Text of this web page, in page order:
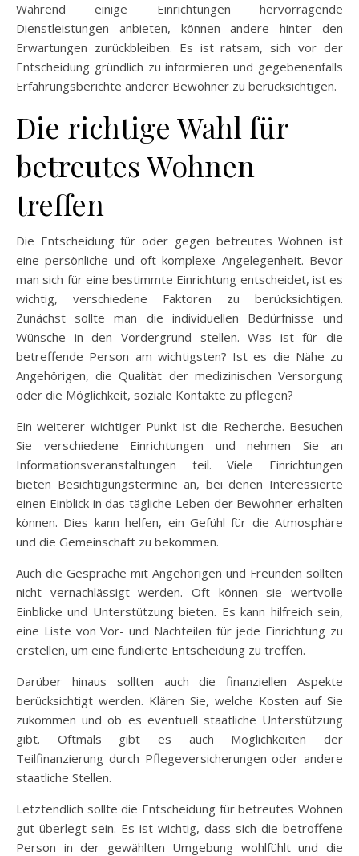
Während einige Einrichtungen hervorragende
Dienstleistungen anbieten, können andere hinter den
Erwartungen zurückbleiben. Es ist ratsam, sich vor der
Entscheidung gründlich zu informieren und gegebenenfalls
Erfahrungsberichte anderer Bewohner zu berücksichtigen.
Die richtige Wahl für
betreutes Wohnen
treffen
Die Entscheidung für oder gegen betreutes Wohnen ist
eine persönliche und oft komplexe Angelegenheit. Bevor
man sich für eine bestimmte Einrichtung entscheidet, ist es
wichtig, verschiedene Faktoren zu berücksichtigen.
Zunächst sollte man die individuellen Bedürfnisse und
Wünsche in den Vordergrund stellen. Was ist für die
betreffende Person am wichtigsten? Ist es die Nähe zu
Angehörigen, die Qualität der medizinischen Versorgung
oder die Möglichkeit, soziale Kontakte zu pflegen?
Ein weiterer wichtiger Punkt ist die Recherche. Besuchen
Sie verschiedene Einrichtungen und nehmen Sie an
Informationsveranstaltungen teil. Viele Einrichtungen
bieten Besichtigungstermine an, bei denen Interessierte
einen Einblick in das tägliche Leben der Bewohner erhalten
können. Dies kann helfen, ein Gefühl für die Atmosphäre
und die Gemeinschaft zu bekommen.
Auch die Gespräche mit Angehörigen und Freunden sollten
nicht vernachlässigt werden. Oft können sie wertvolle
Einblicke und Unterstützung bieten. Es kann hilfreich sein,
eine Liste von Vor- und Nachteilen für jede Einrichtung zu
erstellen, um eine fundierte Entscheidung zu treffen.
Darüber hinaus sollten auch die finanziellen Aspekte
berücksichtigt werden. Klären Sie, welche Kosten auf Sie
zukommen und ob es eventuell staatliche Unterstützung
gibt. Oftmals gibt es auch Möglichkeiten der
Teilfinanzierung durch Pflegeversicherungen oder andere
staatliche Stellen.
Letztendlich sollte die Entscheidung für betreutes Wohnen
gut überlegt sein. Es ist wichtig, dass sich die betroffene
Person in der gewählten Umgebung wohlfühlt und die